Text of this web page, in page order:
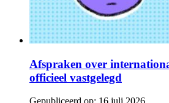
Afspraken over
officieel vastgelegd